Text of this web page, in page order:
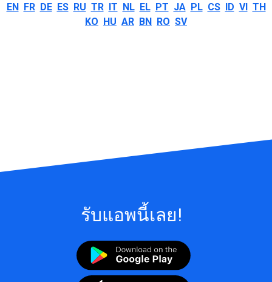
EN FR DE ES RU TR IT NL EL PT JA PL CS ID VI TH
KO HU AR BN RO SV
รับแอพนี้เลย!